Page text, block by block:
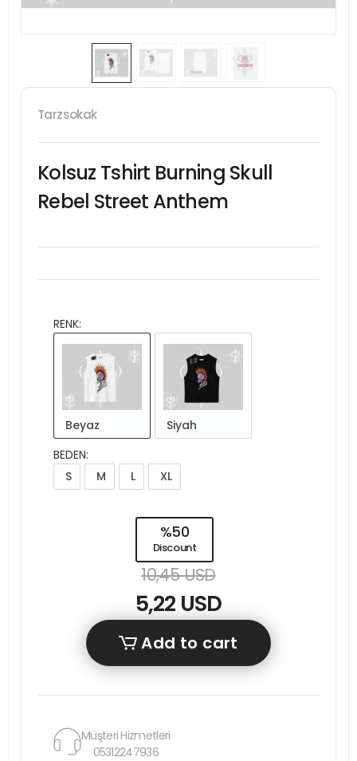
Tarzsokak
Kolsuz Tshirt Burning Skull
Rebel Street Anthem
RENK:
Beyaz
Siyah
BEDEN:
S
M L XL
%50
Discount
10,45 USD
5,22 USD
Add to cart
Müşteri Hizmetleri
05312247936